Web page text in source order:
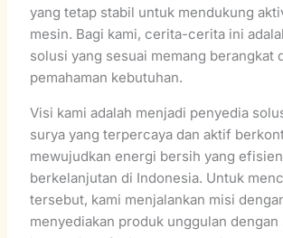
yang tetap stabil untuk mendukung
mesin. Bagi kami, cerita-cerita ini
solusi yang sesuai memang berangkat
pemahaman kebutuhan.
Visi kami adalah menjadi penyedia
surya yang terpercaya dan aktif
mewujudkan energi bersih yang
berkelanjutan di Indonesia. Untuk
tersebut, kami menjalankan misi
menyediakan produk unggulan dengan